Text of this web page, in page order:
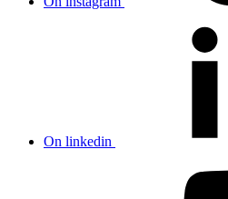
On linkedin